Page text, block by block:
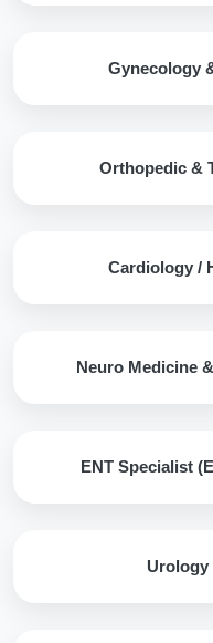
Gynecology
Orthopedic &
Cardiology /
Neuro Medicine
ENT Specialist
Urology